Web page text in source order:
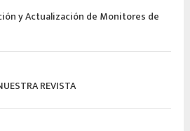
y Actualización de Monitores de
REVISTA